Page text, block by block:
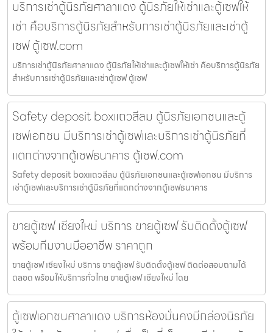
บริการเช่าตู้นิรภัยศาลาแดง ตู้นิรภัยให้เช่าและตู้เซฟให้
เช่า คือบริการตู้นิรภัยสำหรับการเช่าตู้นิรภัยและเช่าตู้
เซฟ ตู้เซฟ.com
บริการเช่าตู้นิรภัยศาลาแดง ตู้นิรภัยให้เช่าและตู้เซฟให้เช่า คือบริการตู้นิรภัย
สำหรับการเช่าตู้นิรภัยและเช่าตู้เซฟ ตู้เซฟ
Safety deposit boxแถวสีลม ตู้นิรภัยเอกชนและตู้
เซฟเอกชน มีบริการเช่าตู้เซฟและบริการเช่าตู้นิรภัยที่
แตกต่างจากตู้เซฟธนาคาร ตู้เซฟ.com
Safety deposit boxแถวสีลม ตู้นิรภัยเอกชนและตู้เซฟเอกชน มีบริการ
เช่าตู้เซฟและบริการเช่าตู้นิรภัยที่แตกต่างจากตู้เซฟธนาคาร
ขายตู้เซฟ เชียงใหม่ บริการ ขายตู้เซฟ รับติดตั้งตู้เซฟ
พร้อมทีมงานมืออาชีพ ราคาถูก
ขายตู้เซฟ เชียงใหม่ บริการ ขายตู้เซฟ รับติดตั้งตู้เซฟ ติดต่อสอบถามได้
ตลอด พร้อมให้บริการทั่วไทย ขายตู้เซฟ เชียงใหม่ โดย
ตู้เซฟเอกชนศาลาแดง บริการห้องมั่นคงมีกล่องนิรภัย